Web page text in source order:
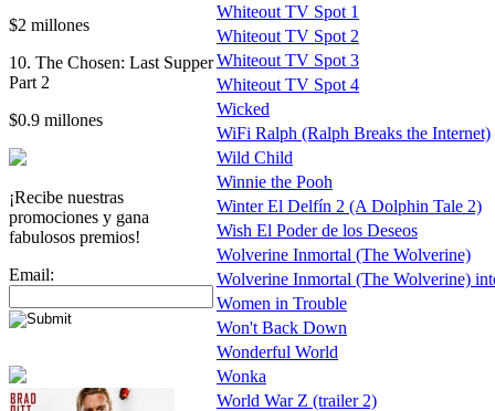
$2 millones
10. The Chosen: Last Supper
Part 2
$0.9 millones
¡Recibe nuestras
promociones y gana
fabulosos premios!
Email:
Whiteout TV Spot 1
Whiteout TV Spot 2
Whiteout TV Spot 3
Whiteout TV Spot 4
Wicked
WiFi Ralph (Ralph Breaks the Internet)
Wild Child
Winnie the Pooh
Winter El Delfín 2 (A Dolphin Tale 2)
Wish El Poder de los Deseos
Wolverine Inmortal (The Wolverine)
Wolverine Inmortal (The Wolverine)
Women in Trouble
Won't Back Down
Wonderful World
Wonka
World War Z (trailer 2)